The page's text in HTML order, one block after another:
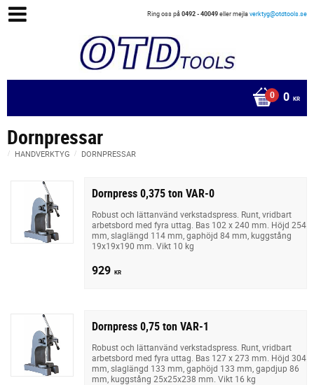
Ring oss på0492 - 40049eller mejlaverktyg@otdtools.se
0 KR
Dornpressar
HANDVERKTYG DORNPRESSAR
Dornpress 0,375 ton VAR-0
Robust och lättanvänd verkstadspress. Runt, vridbart
arbetsbord med fyra uttag. Bas 102 x 240 mm. Höjd 254
mm, slaglängd 114 mm, gaphöjd 84 mm, kuggstång
19x19x190 mm. Vikt 10 kg
929 KR
Dornpress 0,75 ton VAR-1
Robust och lättanvänd verkstadspress. Runt, vridbart
arbetsbord med fyra uttag. Bas 127 x 273 mm. Höjd 304
mm, slaglängd 133 mm, gaphöjd 133 mm, gapdjup 86
mm, kuggstång 25x25x238 mm. Vikt 16 kg